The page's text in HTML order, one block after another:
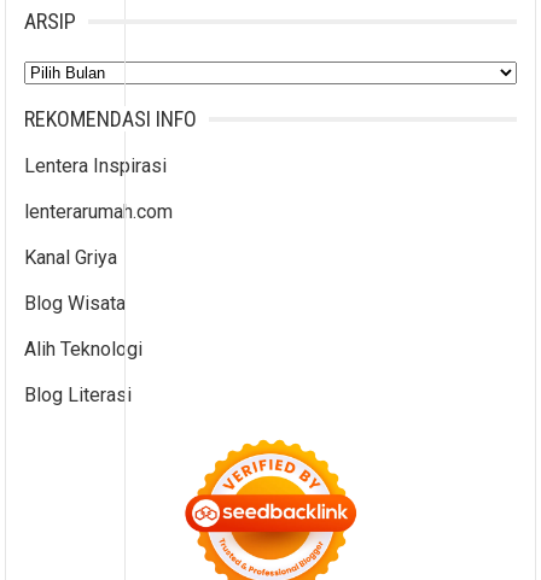
ARSIP
Arsip
REKOMENDASI INFO
Lentera Inspirasi
lenterarumah.com
Kanal Griya
Blog Wisata
Alih Teknologi
Blog Literasi